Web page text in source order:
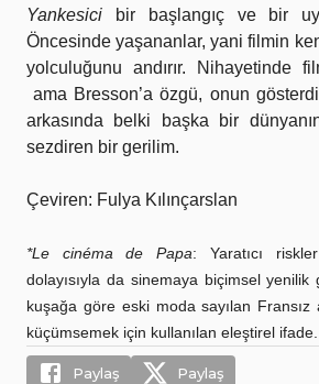
Yankesici
bir başlangıç ve bir
Öncesinde yaşananlar, yani filmin
yolculuğunu andırır. Nihayetinde
ama Bresson’a özgü, onun
arkasında belki başka bir
sezdiren bir gerilim.
Çeviren: Fulya Kılınçarslan
*Le cinéma de Papa: Yaratıcı
dolayısıyla da sinemaya biçimsel
kuşağa göre eski moda sayılan Fransız
küçümsemek için kullanılan eleştirel ifade.
Paylaş Paylaş